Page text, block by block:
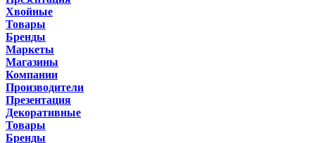
Хвойные
Товары
Бренды
Маркеты
Магазины
Компании
Производители
Презентация
Декоративные
Товары
Бренды